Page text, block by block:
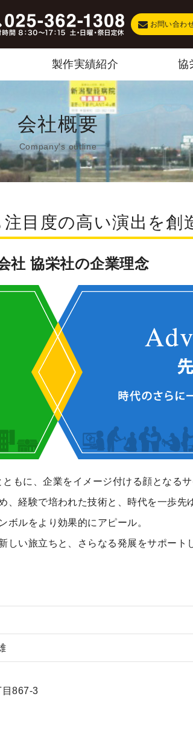
お問い合わ
製作実績紹介 協
会社概要
Company's outline
目度の高い演出を創
社 協栄社の企業理念
ともに、企業をイメージ付ける顔となる
、経験で培われた技術と、 時代を一歩先
ボルをより効果的にアピール。
しい旅立ちと、
さらなる発展をサポート
目867-3